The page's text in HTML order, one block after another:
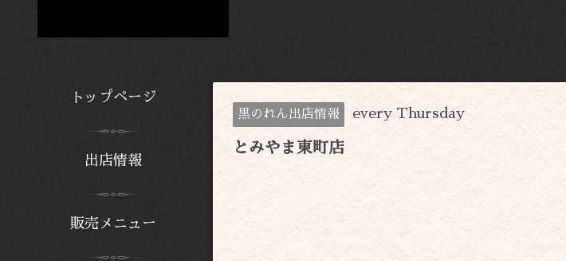
黒のれん出店情報 every Thursday
とみやま東町店
トップページ
販売メニュー
出店情報